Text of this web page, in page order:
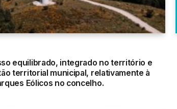
equilibrado, integrado no território e
territorial municipal, relativamente à
Eólicos no concelho.